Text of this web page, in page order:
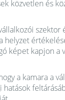
közvetlen és
szektor
helyzet
képet kapjon a
a kamara a
hatások